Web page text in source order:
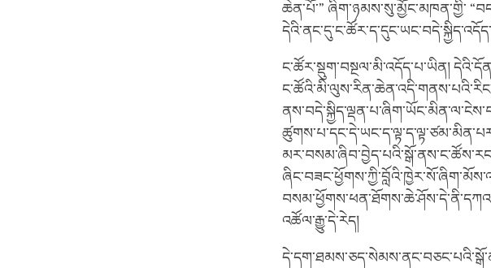
ཆེན་པོ་” ཞིག་ཉམས་སུ་མྱོང་མཁན་གྱི་
ང་ཚོར་སྡུག་བསྔལ་མི་འདོད་པ་ཡིན།
འཚོལ་རྒྱུ་དེ་རེད།